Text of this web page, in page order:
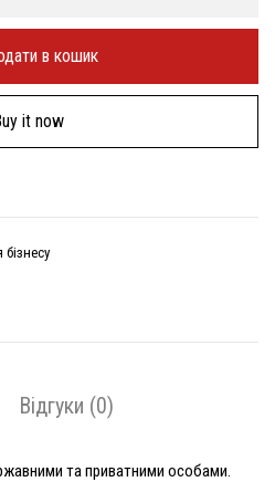
в кошик
it now
Відгуки (0)
та приватними особами.